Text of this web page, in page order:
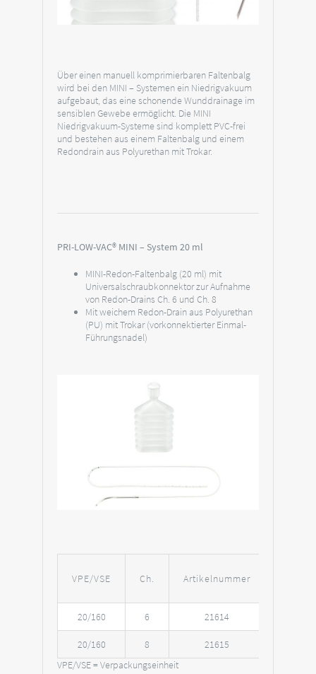
Über einen manuell komprimierbaren Faltenbalg
wird bei den MINI – Systemen ein Niedrigvakuum
aufgebaut, das eine schonende Wunddrainage im
sensiblen Gewebe ermöglicht. Die MINI
Niedrigvakuum-Systeme sind komplett PVC-frei
und bestehen aus einem Faltenbalg und einem
Redondrain aus Polyurethan mit Trokar.
PRI-LOW-VAC® MINI – System 20 ml
MINI-Redon-Faltenbalg (20 ml) mit
Universalschraubkonnektor zur Aufnahme
von Redon-Drains Ch. 6 und Ch. 8
Mit weichem Redon-Drain aus Polyurethan
(PU) mit Trokar (vorkonnektierter Einmal-
Führungsnadel)
VPE/VSE Ch. Artikelnummer
20/160 6 21614
20/160 8
21615
VPE/VSE = Verpackungseinheit